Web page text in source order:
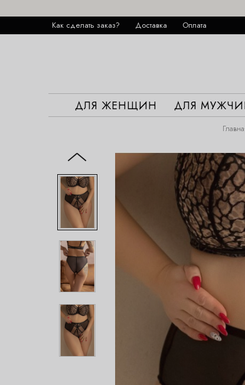
Как сделать заказ?
Доставка Оплата
ДЛЯ ЖЕНЩИН ДЛЯ